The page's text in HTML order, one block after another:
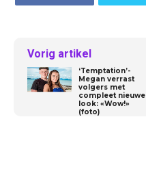
Vorig artikel
‘Temptation’-
Megan verrast
volgers met
compleet nieuwe
look: «Wow!»
(foto)